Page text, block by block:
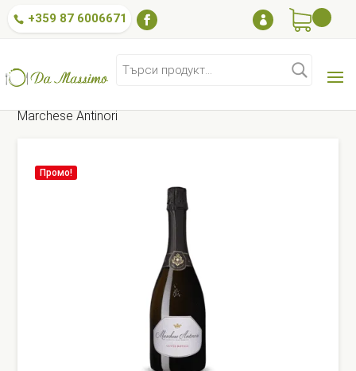
+359 87 6006671 
за:
Marchese Antinori
Промо!